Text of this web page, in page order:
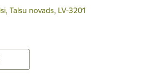
Talsu novads, LV-3201